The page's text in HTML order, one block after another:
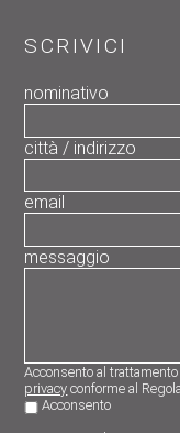
SCRIVICI
nominativo
città / indirizzo
email
messaggio
Acconsento al
privacy conforme al
Acconsento